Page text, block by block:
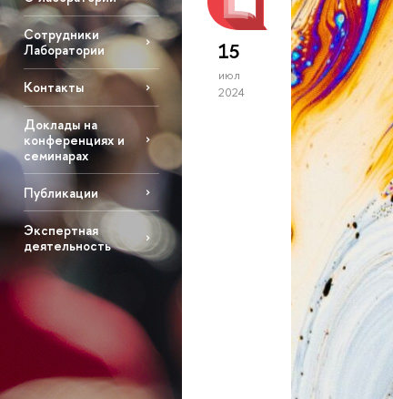
Сотрудники
Лаборатории
Контакты
Доклады на
конференциях и
семинарах
Публикации
Экспертная
деятельность
15
июл
2024